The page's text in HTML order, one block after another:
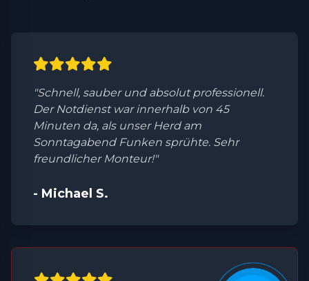
"Schnell, sauber und absolut professionell.
Der Notdienst war innerhalb von 45
Minuten da, als unser Herd am
Sonntagabend Funken sprühte. Sehr
freundlicher Monteur!"
- Michael S.